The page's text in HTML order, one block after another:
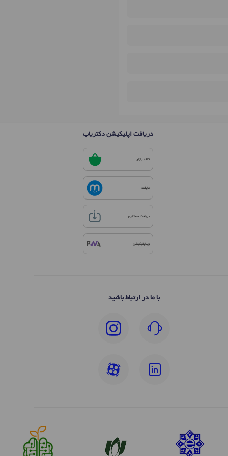
دریافت اپلیکیشن دکتریاب
کافه بازار
مایکت
دریافت مستقیم
وب‌اپلیکیشن
با ما در ارتباط باشید